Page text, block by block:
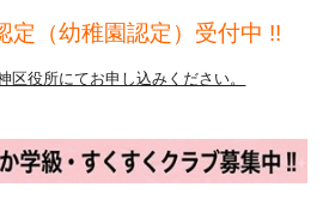
（幼稚園認定）受付中 !!
役所にてお申し込みください。